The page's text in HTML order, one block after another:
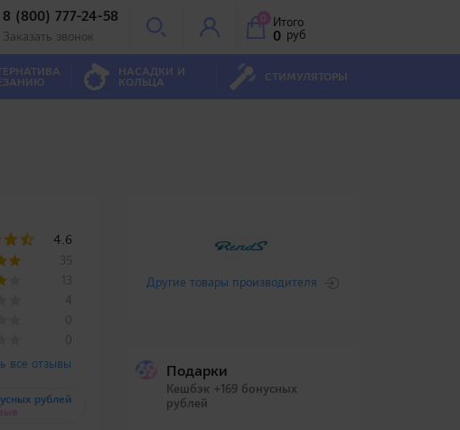
8 (800) 777-24-58
Заказать звонок
0 Итого
0 руб
НАСАДКИ И
КОЛЬЦА СТИМУЛЯТОРЫ
4.6
35
13
4
0
0
все отзывы
рублей
Другие товары производителя
Подарки
Кешбэк +169 бонусных
рублей